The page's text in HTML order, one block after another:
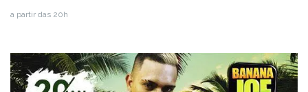
a partir das 20h